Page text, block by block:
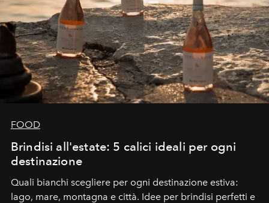
FOOD
Brindisi all'estate: 5 calici ideali per ogni
destinazione
Quali bianchi scegliere per ogni destinazione estiva:
lago, mare, montagna e città. Idee per brindisi perfetti e